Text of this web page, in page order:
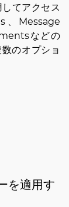
てアクセス
、Message
などの
のオプショ
を適用す